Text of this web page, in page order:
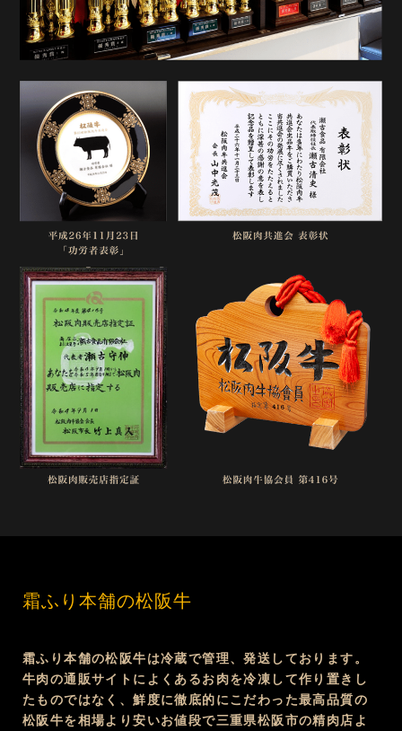
霜ふり本舗の松阪牛
霜ふり本舗の松阪牛は冷蔵で管理、発送しております。
牛肉の通販サイトによくあるお肉を冷凍して作り置きし
たものではなく、鮮度に徹底的にこだわった最高品質の
松阪牛を相場より安いお値段で三重県松阪市の精肉店よ